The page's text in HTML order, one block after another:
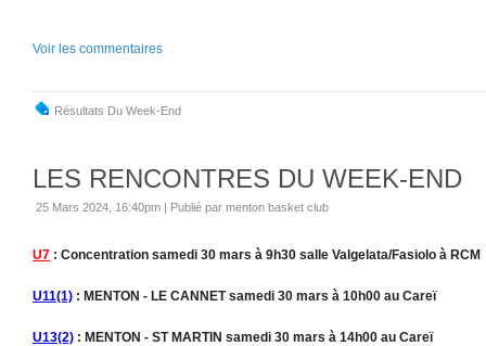
Voir les commentaires
Résultats Du Week-End
LES RENCONTRES DU WEEK-END
25 Mars 2024, 16:40pm | Publié par menton basket club
U7 : Concentration samedi 30 mars à 9h30 salle Valgelata/Fasiolo à RCM
U11(1) : MENTON - LE CANNET samedi 30 mars à 10h00 au Careï
U13(2) : MENTON - ST MARTIN samedi 30 mars à 14h00 au Careï